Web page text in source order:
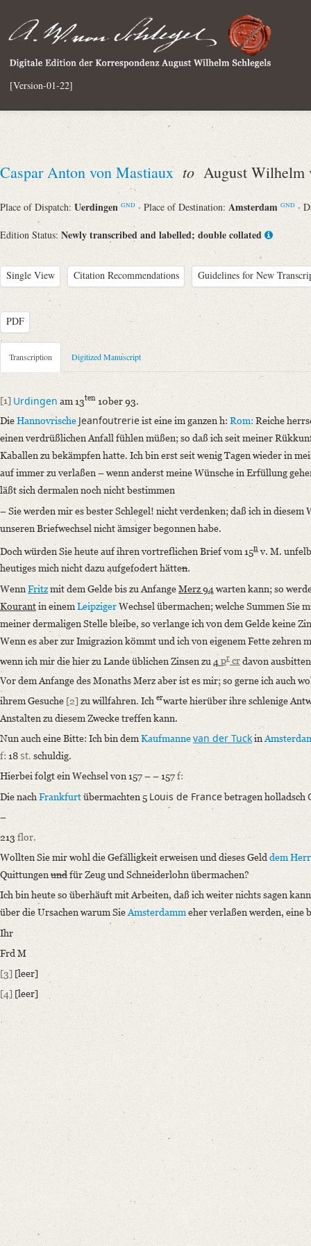
[Version-01-22]
Caspar Anton von Mastiaux toAugust Wilhelm
Place of Dispatch: Uerdingen GND · Place of Destination: Amsterdam GND ·
Edition Status: Newly transcribed and labelled; double collated
Single View Citation Recommendations Guidelines for New
PDF
Metadata Concerning Header
Sender: Caspar Anton von Mastiaux
Recipient: August Wilhelm von Schlegel
Place of Dispatch: Uerdingen
Place of Destination: AmsterdamGND
Manuscript
Provider: Dresden, Sächsische Landesbibliothek - Staats- und
OAI Id: DE-1a-34292
Classification Number: Mscr.Dresd.e.90,XIX,Bd.15,Nr.4
Number of Pages: 2S. auf Doppelbl., hs. m. U.
Format: 22,9 x 18,9 cm
Incipit: „[1] Urdingen am 13ten 10ber 93.
Die Hannovrische Jeanfoutrerie ist eine im ganzen h: Rom: Reiche
Language
German
Editors
Bamberg, Claudia
Varwig, Olivia
Transcription Digitized Manuscript
[1] Urdingen am 13ten 10ber 93.
DieHannovrische Jeanfoutrerieist eine im ganzen h: Rom: Reiche
einen verdrüßlichen Anfall fühlen müßen; so daß ich seit meiner
Kaballen zu bekämpfen hatte. Ich bin erst seit wenig Tagen wieder in
auf immer zu verlaßen – wenn anderst meine Wünsche in Erfüllung
läßt sich dermalen noch nicht bestimmen
– Sie werden mir es bester Schlegel! nicht verdenken; daß ich in
unseren Briefwechsel nicht ämsiger begonnen habe.
Doch würden Sie heute auf ihren vortreflichen Brief vom 15n v. M.
heutiges mich nicht dazu aufgefodert hätten.
Wenn Fritzmit dem Gelde bis zu AnfangeMerz 94 warten kann; so
Kourantin einemLeipzigerWechsel übermachen; welche Summen Sie
meiner dermaligen Stelle bleibe, so verlange ich von dem Gelde keine
Wenn es aber zur Imigrazion kömmt und ich von eigenem Fette zehren
wenn ich mir die hier zu Lande üblichen Zinsen zu 4 pr crdavon
Vor dem Anfange des Monaths Merz aber ist es mir; so gerne ich auch
ihrem Gesuche [2]zu willfahren. Ich erwarte hierüber ihre schlenige
Anstalten zu diesem Zwecke treffen kann.
Nun auch eine Bitte: Ich bin demKaufmannevan der Tuckin
f: 18st. schuldig.
Hierbei folgt ein Wechsel von 157 – – 157f:
Die nach Frankfurtübermachten 5 Louis de Francebetragen holladsch
–
213 flor.
Wollten Sie mir wohl die Gefälligkeit erweisen und dieses Geld dem
Quittungenundfür Zeug und Schneiderlohn übermachen?
Ich bin heute so überhäuft mit Arbeiten, daß ich weiter nichts sagen
über die Ursachen warum SieAmsterdammeher verlaßen werden, eine
Ihr
Frd M
[3] [leer]
[4] [leer]